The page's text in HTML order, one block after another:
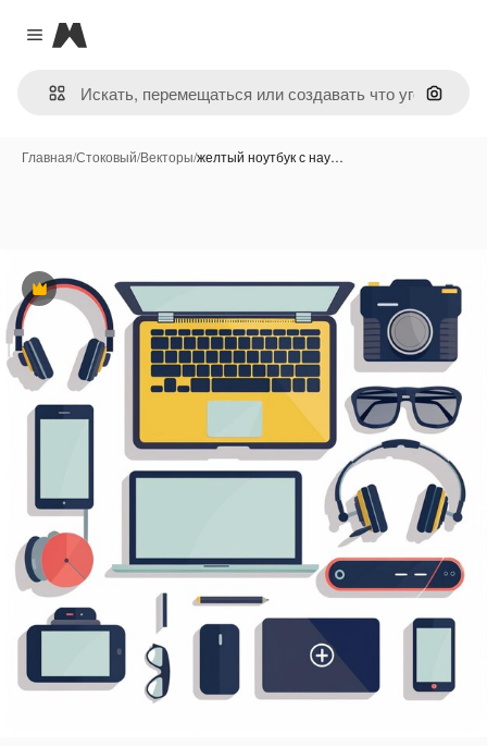
Close menu
Magnific
Поиск
Главная/Стоковый/Векторы/желтый ноутбук с нау…
Премиум